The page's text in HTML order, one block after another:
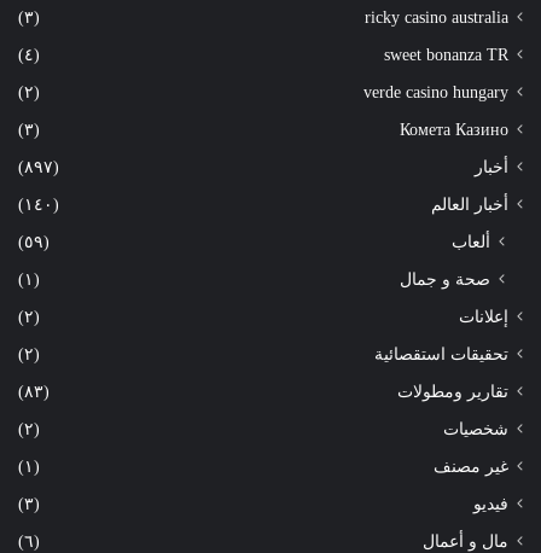
ricky casino australia (٣)
sweet bonanza TR (٤)
verde casino hungary (٢)
Комета Казино (٣)
أخبار (٨٩٧)
أخبار العالم (١٤٠)
ألعاب
(٥٩)
صحة و جمال
(١)
إعلانات (٢)
تحقيقات استقصائية (٢)
تقارير ومطولات (٨٣)
شخصيات (٢)
غير مصنف (١)
فيديو (٣)
مال و أعمال (٦)